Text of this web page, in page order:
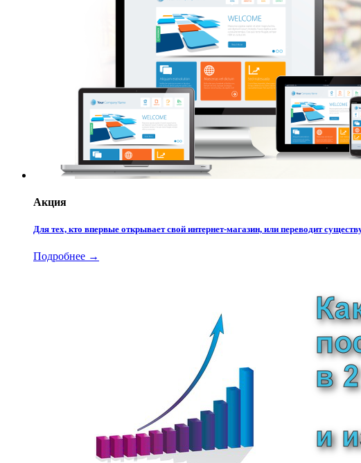
Акция
Для тех, кто впервые открывает свой интернет-магазин, или переводит
Подробнее →